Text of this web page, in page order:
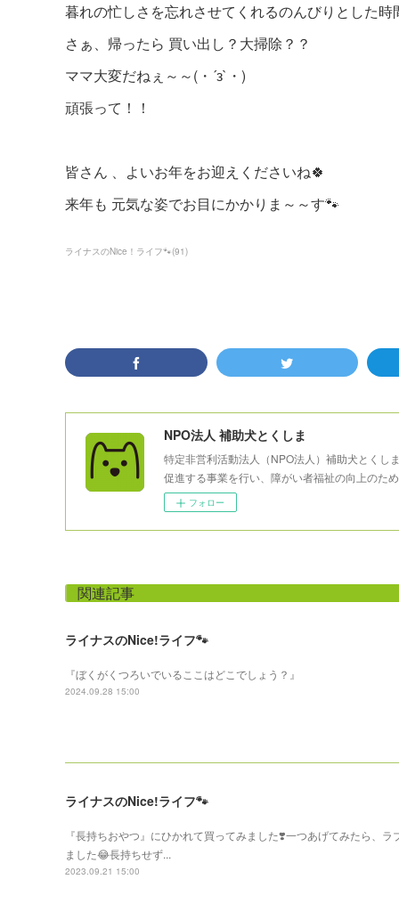
暮れの忙しさを忘れさせてくれるのんびりとした時
さぁ、帰ったら 買い出し？大掃除？？
ママ大変だねぇ～～(・´з`・)
頑張って！！
皆さん 、よいお年をお迎えくださいね🍀
来年も 元気な姿でお目にかかりま～～す🐾
ライナスのNice！ライフ🐾(91)
NPO法人 補助犬とくしま
特定非営利活動法人（NPO法人）補助犬とくし
促進する事業を行い、障がい者福祉の向上のた
フォロー
関連記事
ライナスのNice!ライフ🐾
『ぼくがくつろいでいるここはどこでしょう？』
2024.09.28 15:00
ライナスのNice!ライフ🐾
『長持ちおやつ』にひかれて買ってみました❣️一つあげてみたら、
ました😂長持ちせず...
2023.09.21 15:00